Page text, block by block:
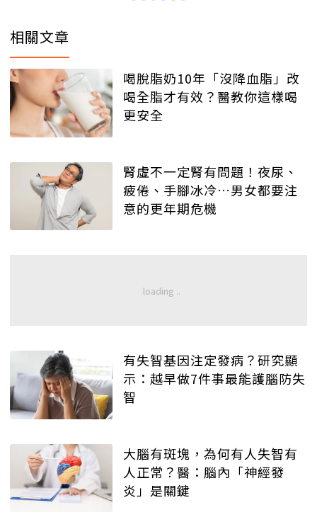
相關文章
喝脫脂奶10年「沒降血脂」改
喝全脂才有效？醫教你這樣喝
更安全
腎虛不一定腎有問題！夜尿、
疲倦、手腳冰冷…男女都要注
意的更年期危機
有失智基因注定發病？研究顯
示：越早做7件事最能護腦防失
智
大腦有斑塊，為何有人失智有
人正常？醫：腦內「神經發
炎」是關鍵